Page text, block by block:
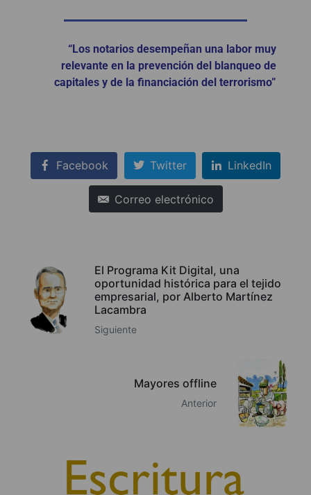
“Los notarios desempeñan una labor muy
relevante en la prevención del blanqueo de
capitales y de la financiación del terrorismo”
Facebook Twitter LinkedIn
Correo electrónico
El Programa Kit Digital, una
oportunidad histórica para el tejido
empresarial, por Alberto Martínez
Lacambra
Siguiente
Mayores offline
Anterior